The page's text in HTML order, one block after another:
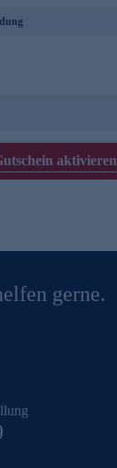
aktivieren
gerne.